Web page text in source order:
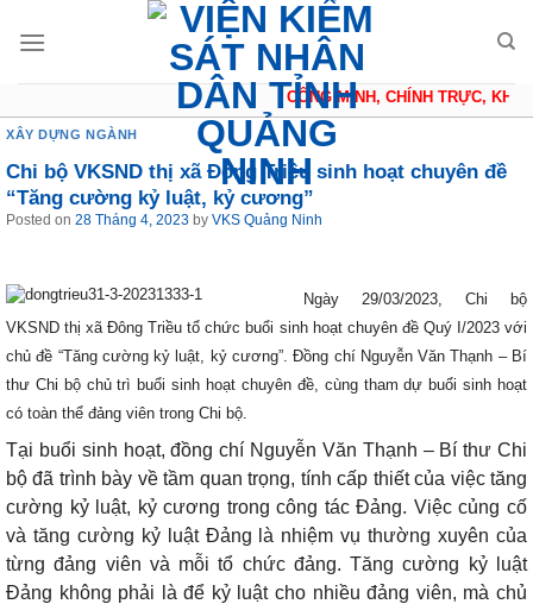
CÔNG MINH, CHÍNH TRỰC,
XÂY DỰNG NGÀNH
Chi bộ VKSND thị xã Đông Triều sinh hoạt chuyên đề
“Tăng cường kỷ luật, kỷ cương”
Posted on 28 Tháng 4, 2023 by VKS Quảng Ninh
Ngày 29/03/2023, Chi bộ
VKSND thị xã Đông Triều tổ chức buổi sinh hoạt chuyên đề Quý I/2023 với
chủ đề “Tăng cường kỷ luật, kỷ cương”. Đồng chí Nguyễn Văn Thạnh – Bí
thư Chi bộ chủ trì buổi sinh hoạt chuyên đề, cùng tham dự buổi sinh hoạt
có toàn thể đảng viên trong Chi bộ.
Tại buổi sinh hoạt, đồng chí Nguyễn Văn Thạnh –Bí thư Chi
bộ đã trình bày về tầm quan trọng, tính cấp thiết của việc tăng
cường kỷ luật, kỷ cương trong công tác Đảng. Việc củng cố
và tăng cường kỷ luật Đảng là nhiệm vụ thường xuyên của
từng đảng viên và mỗi tổ chức đảng. Tăng cường kỷ luật
Đảng không phải là để kỷ luật cho nhiều đảng viên, mà chủ